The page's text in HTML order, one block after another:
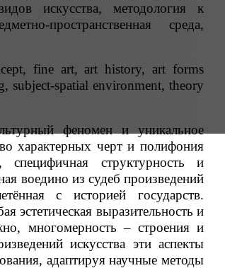
искусства, методология к
пространственная среда,
fine art, art history, art forms
subject-spatial environment, theory
феномен и уникальное
характерных черт и полифония
специфичная структурность и
воедино из судеб произведений
с историей государств.
эстетическая выразительность и
многомерность – строения и
искусства эти аспекты
адаптируя научные методы